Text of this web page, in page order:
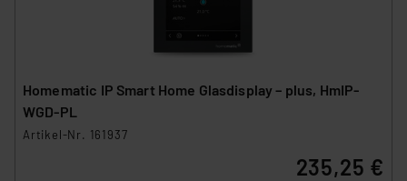
Homematic IP Smart Home Glasdisplay – plus, HmIP-
WGD-PL
Artikel-Nr. 161937
235,25 €